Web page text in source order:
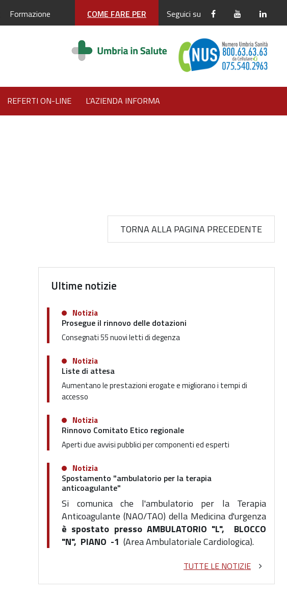
Seguici su
COME FARE PER
Formazione
REFERTI ON-LINE L'AZIENDA INFORMA
TORNA ALLA PAGINA PRECEDENTE
Ultime notizie
Notizia
Prosegue il rinnovo delle dotazioni
Consegnati 55 nuovi letti di degenza
Notizia
Liste di attesa
Aumentano le prestazioni erogate e migliorano i tempi di
accesso
Notizia
Rinnovo Comitato Etico regionale
Aperti due avvisi pubblici per componenti ed esperti
Notizia
Spostamento "ambulatorio per la terapia
anticoagulante"
Si comunica che l'ambulatorio per la Terapia
Anticoagulante (NAO/TAO) della Medicina d'urgenza
è spostato presso AMBULATORIO "L", BLOCCO
"N", PIANO -1 (Area Ambulatoriale Cardiologica).
TUTTE LE NOTIZIE